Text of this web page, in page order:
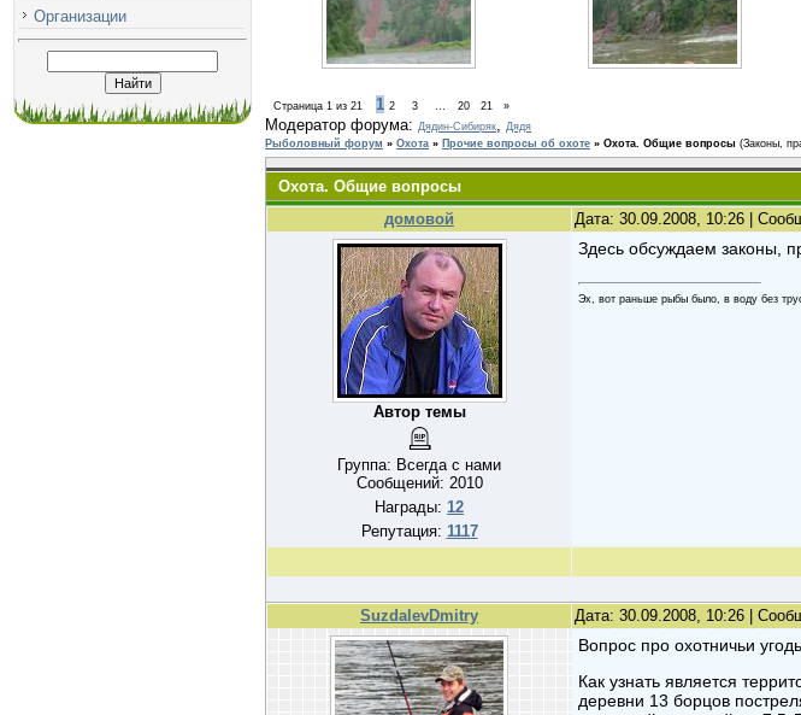
Организации
Страница 1 из 21 1 2 3 … 20 21 »
Модератор форума: Дядин-Сибиряк, Дядя
Рыболовный форум » Охота » Прочие вопросы об охоте » Охота. Общие вопросы (Законы,
Охота. Общие вопросы
домовой
Дата: 30.09.2008, 10:26 |
Автор темы
Группа: Всегда с нами
Сообщений: 2010
Награды: 12
Репутация: 1117
Здесь обсуждаем законы,
Эх, вот раньше рыбы было, в воду без
SuzdalevDmitry Дата: 30.09.2008, 10:26 |
Вопрос про охотничьи
Как узнать является
деревни 13 борцов